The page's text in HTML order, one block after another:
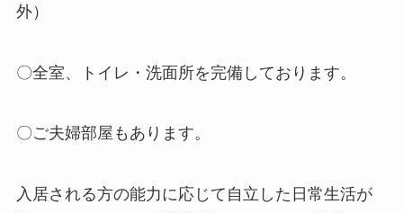
外）
〇全室、トイレ・洗面所を完備しております。
〇ご夫婦部屋もあります。
入居される方の能力に応じて自立した日常生活が